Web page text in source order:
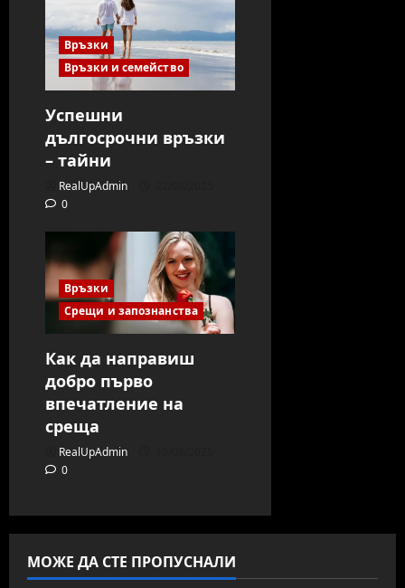
Връзки
Връзки и семейство
Успешни
дългосрочни връзки
– тайни
RealUpAdmin
0
Връзки
Срещи и запознанства
Как да направиш
добро първо
впечатление на
среща
RealUpAdmin
0
МОЖЕ ДА СТЕ ПРОПУСНАЛИ